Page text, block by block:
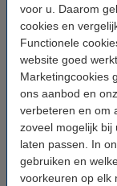
voor u. Daarom
cookies en
Functionele
website goed werkt.
Marketingcookies
ons aanbod en
verbeteren en om
zoveel mogelijk bij
laten passen. In
gebruiken en
voorkeuren op elk
Nummer:
Tip: papier
80
€ 33,50
Tip
Wij adviseren u
Canon-uitvoering.